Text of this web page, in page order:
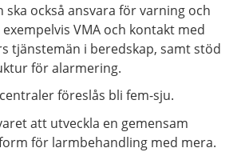
ska också ansvara för varning och
VMA och kontakt med
tjänstemän i beredskap, samt stöd
för alarmering.
föreslås bli fem-sju.
att utveckla en gemensam
för larmbehandling med mera.